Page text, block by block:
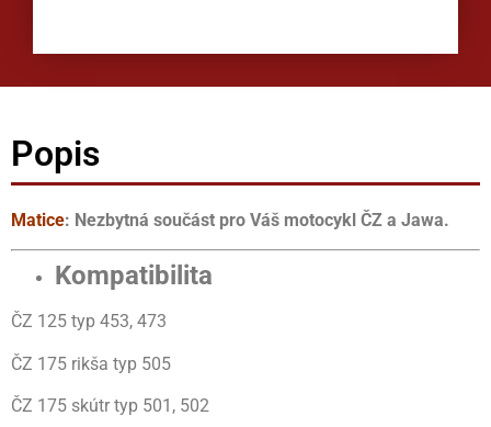
Popis
Matice: Nezbytná součást pro Váš motocykl ČZ a Jawa.
Kompatibilita
ČZ 125 typ 453, 473
ČZ 175 rikša typ 505
ČZ 175 skútr typ 501, 502